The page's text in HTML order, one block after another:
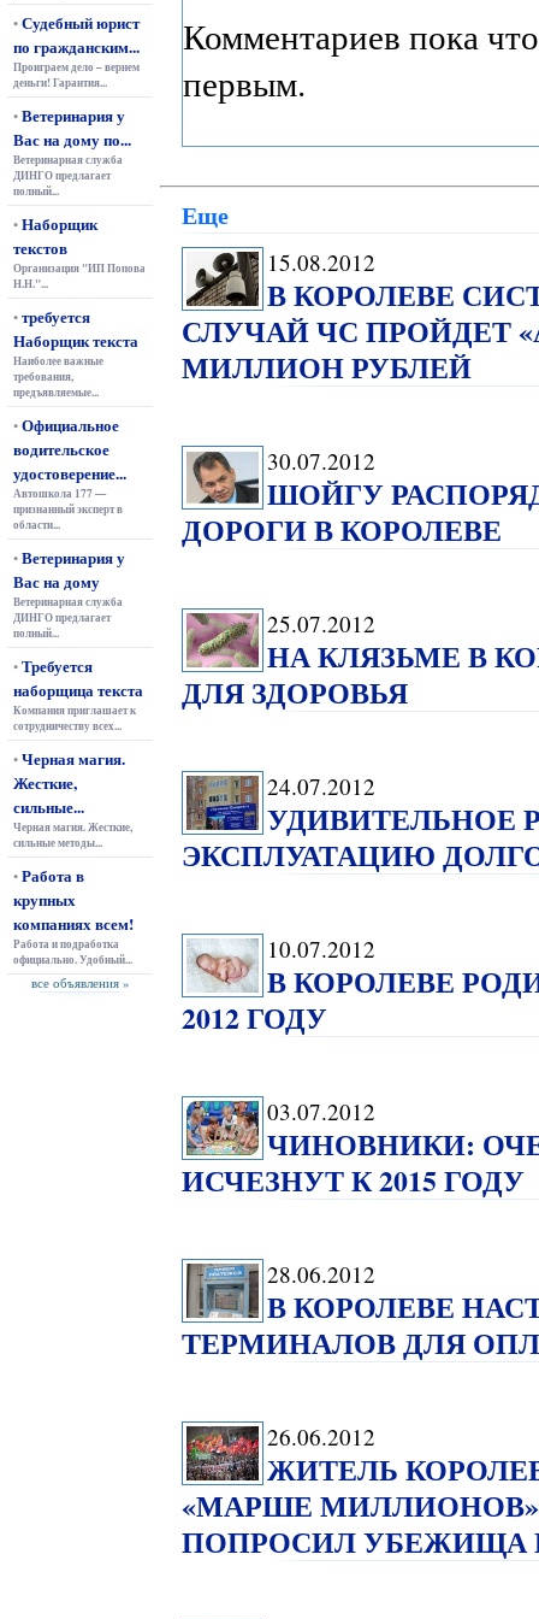
•Судебный юрист
по гражданским...
Проиграем дело – вернем
деньги! Гарантия...
•Ветеринария у
Вас на дому по...
Ветеринарная служба
ДИНГО предлагает
полный...
•Наборщик
текстов
Организация "ИП Попова
Н.Н."...
•требуется
Наборщик текста
Наиболее важные
требования,
предъявляемые...
•Официальное
водительское
удостоверение...
Автошкола 177 —
признанный эксперт в
области...
•Ветеринария у
Вас на дому
Ветеринарная служба
ДИНГО предлагает
полный...
•Требуется
наборщица текста
Компания приглашает к
сотрудничеству всех...
•Черная магия.
Жесткие,
сильные...
Черная магия. Жесткие,
сильные методы...
•Работа в
крупных
компаниях всем!
Работа и подработка
официально. Удобный...
все объявления »
Комментариев пока
первым.
Еще
15.08.2012
В КОРОЛЕВЕ
СЛУЧАЙ ЧС ПРОЙДЕТ
МИЛЛИОН РУБЛЕЙ
30.07.2012
ШОЙГУ
ДОРОГИ В КОРОЛЕВЕ
25.07.2012
НА КЛЯЗЬМЕ В
ДЛЯ ЗДОРОВЬЯ
24.07.2012
УДИВИТЕЛЬНОЕ
ЭКСПЛУАТАЦИЮ
10.07.2012
В КОРОЛЕВЕ
2012 ГОДУ
03.07.2012
ЧИНОВНИКИ:
ИСЧЕЗНУТ К 2015 ГОДУ
28.06.2012
В КОРОЛЕВЕ
ТЕРМИНАЛОВ ДЛЯ
26.06.2012
ЖИТЕЛЬ
«МАРШЕ
ПОПРОСИЛ УБЕЖИЩА